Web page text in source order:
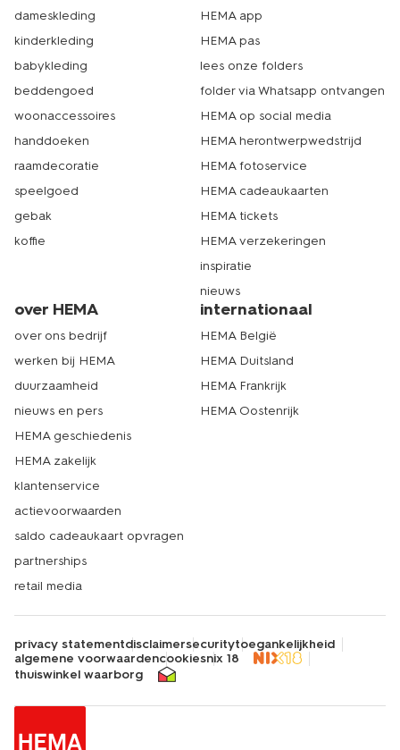
dameskleding
kinderkleding
babykleding
beddengoed
woonaccessoires
handdoeken
raamdecoratie
speelgoed
gebak
koffie
HEMA app
HEMA pas
lees onze folders
folder via Whatsapp ontvangen
HEMA op social media
HEMA herontwerpwedstrijd
HEMA fotoservice
HEMA cadeaukaarten
HEMA tickets
HEMA verzekeringen
inspiratie
nieuws
over HEMA
over ons bedrijf
werken bij HEMA
duurzaamheid
nieuws en pers
HEMA geschiedenis
HEMA zakelijk
klantenservice
actievoorwaarden
saldo cadeaukaart opvragen
partnerships
retail media
internationaal
HEMA België
HEMA Duitsland
HEMA Frankrijk
HEMA Oostenrijk
privacy statementdisclaimersecuritytoegankelijkheid
algemene voorwaardencookiesnix 18
thuiswinkel waarborg